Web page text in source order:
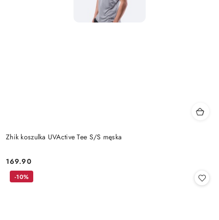
Zhik koszulka UVActive Tee S/S męska
Cena:
169.90
-10%